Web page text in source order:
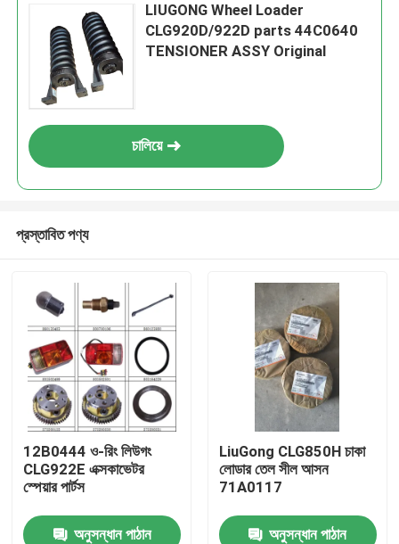
LIUGONG Wheel Loader
CLG920D/922D parts 44C0640
TENSIONER ASSY Original
চালিয়ে
প্রস্তাবিত পণ্য
12B0444 ও-রিং লিউগং
CLG922E এক্সকাভেটর
স্পেয়ার পার্টস
অনুসন্ধান পাঠান
LiuGong CLG850H চাকা
লোডার তেল সীল আসন
71A0117
অনুসন্ধান পাঠান